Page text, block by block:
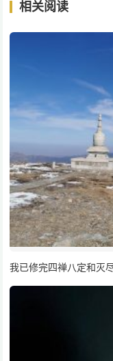
相关阅读
我已修完四禅八定和灭